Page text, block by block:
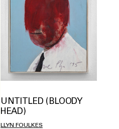
UNTITLED (BLOODY
HEAD)
LLYN FOULKES